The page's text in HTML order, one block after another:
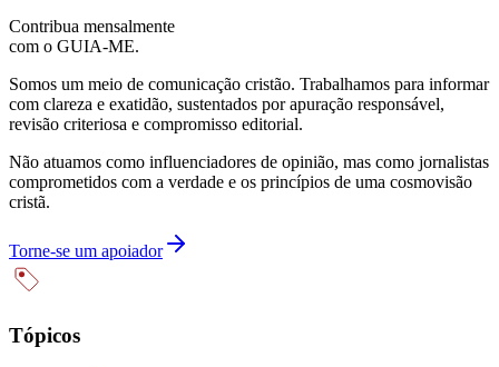
Contribua mensalmente
com o GUIA-ME.
Somos um meio de comunicação cristão. Trabalhamos para informar
com clareza e exatidão, sustentados por apuração responsável,
revisão criteriosa e compromisso editorial.
Não atuamos como influenciadores de opinião, mas como jornalistas
comprometidos com a verdade e os princípios de uma cosmovisão
cristã.
Torne-se um apoiador
Tópicos